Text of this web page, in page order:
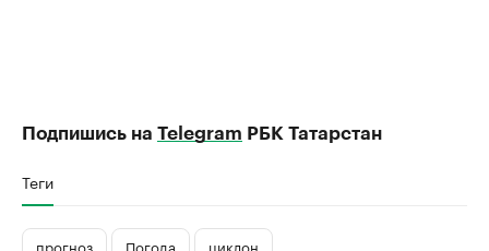
Подпишись на Telegram РБК Татарстан
Теги
прогноз Погода
циклон